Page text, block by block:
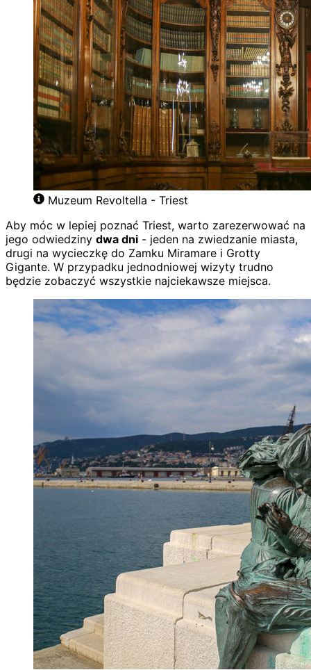
Muzeum Revoltella - Triest
Aby móc w lepiej poznać Triest, warto zarezerwować na
jego odwiedziny dwa dni - jeden na zwiedzanie miasta,
drugi na wycieczkę do Zamku Miramare i Grotty
Gigante. W przypadku jednodniowej wizyty trudno
będzie zobaczyć wszystkie najciekawsze miejsca.